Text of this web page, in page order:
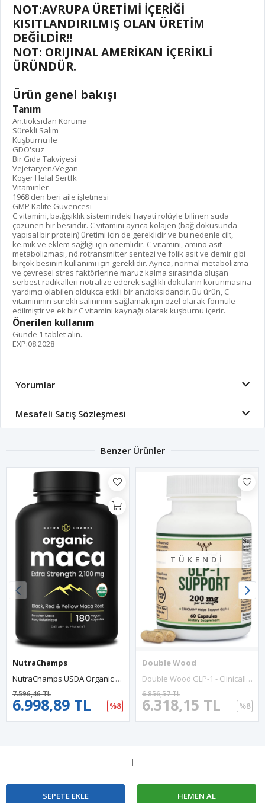
HEMEN AL
SEPETE EKLE
NOT:AVRUPA ÜRETİMİ İÇERİĞİ
KISITLANDIRILMIŞ OLAN ÜRETİM
DEĞİLDİR!!
NOT: ORIJINAL AMERİKAN İÇERİKLİ
ÜRÜNDÜR.
Ürün genel bakışı
Tanım
An.tioksidan Koruma
Sürekli Salım
Kuşburnu ile
GDO'suz
Bir Gıda Takviyesi
Vejetaryen/Vegan
Koşer Helal Sertfk
Vitaminler
1968'den beri aile işletmesi
GMP Kalite Güvencesi
C vitamini, ba.ğışıklık sistemindeki hayati rolüyle bilinen suda
çözünen bir besindir. C vitamini ayrıca kolajen (bağ dokusunda
yapısal bir protein) üretimi için de gereklidir ve bu nedenle cilt,
ke.mik ve eklem sağlığı için önemlidir. C vitamini, amino asit
metabolizması, nö.rotransmitter sentezi ve folik asit ve demir gibi
birçok besinin kullanımı için gereklidir. Ayrıca, normal metabolizma
ve çevresel stres faktörlerine maruz kalma sırasında oluşan
serbest radikalleri nötralize ederek sağlıklı dokuların korunmasına
yardımcı olabilen oldukça etkili bir an.tioksidandır. Bu ürün, C
vitamininin sürekli salınımını sağlamak için özel olarak formüle
edilmiştir ve ek bir C vitamini kaynağı olarak kuşburnu içerir.
Önerilen kullanım
Günde 1 tablet alın.
EXP:08.2028
Yorumlar
Mesafeli Satış Sözleşmesi
Benzer Ürünler
NutraChamps
NutraChamps USDA Organic Peruvian Maca Root Women - Men, 2100mg, 180 Capsul, Black, Red - Yellow, Peruana, Extra Strength Pure Premium.
6.998,89 TL
7.596,46 TL
%8
TÜKENDI
Double Wood
Double Wood GLP-1 - Clinically Studied Bioflavonoid Extract To Help Support Natural GLP 1 Levels And Promote Gut Health (200mg, 60 Capsul).40.
6.318,15 TL
6.856,57 TL
%8
|